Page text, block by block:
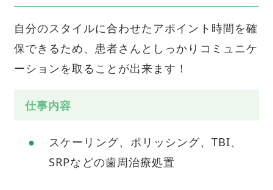
自分のスタイルに合わせたアポイント時間を確
保できるため、患者さんとしっかりコミュニケ
ーションを取ることが出来ます！
仕事内容
スケーリング、ポリッシング、TBI、
SRPなどの歯周治療処置